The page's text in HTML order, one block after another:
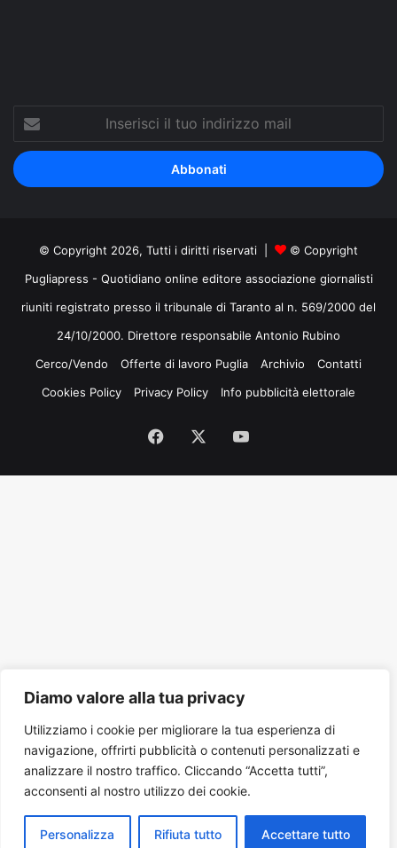
Diamo valore alla tua privacy
Utilizziamo i cookie per migliorare la tua esperienza di
navigazione, offrirti pubblicità o contenuti personalizzati e
analizzare il nostro traffico. Cliccando “Accetta tutti”,
acconsenti al nostro utilizzo dei cookie.
Personalizza Rifiuta tutto Accettare tutto
Inserisci
tuo
indirizzo
mail
© Copyright 2026, Tutti i diritti riservati |
© Copyright
Pugliapress - Quotidiano online editore associazione giornalisti
riuniti registrato presso il tribunale di Taranto al n. 569/2000 del
24/10/2000. Direttore responsabile Antonio Rubino
Cerco/Vendo
Offerte di lavoro Puglia Archivio
Contatti
Cookies Policy
Privacy Policy Info pubblicità elettorale
Facebook
Tube